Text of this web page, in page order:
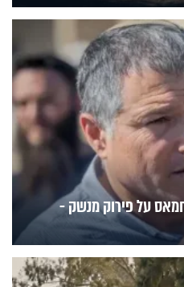
על פירוק מנשק -